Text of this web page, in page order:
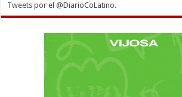
Tweets por el @DiarioCoLatino.